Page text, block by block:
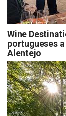
Wine
portugueses
Alentejo